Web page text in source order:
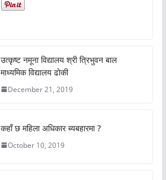
उत्कृष्ट नमूना विद्यालय श्री त्रिभुवन बाल
माध्यमिक विद्यालय ढोकी
December 21, 2019
कहाँ छ महिला अधिकार ब्यबहारमा ?
October 10, 2019